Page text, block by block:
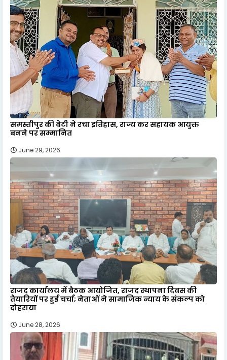
समस्तीपुर की बेटी ने रचा इतिहास, राज्य कर सहायक आयुक्त
बनने पर सम्मानित
June 29, 2026
राजद कार्यालय में बैठक आयोजित, राजद स्थापना दिवस की
तैयारियों पर हुई चर्चा; नेताओं ने सामाजिक न्याय के संकल्प को
दोहराया
June 28, 2026